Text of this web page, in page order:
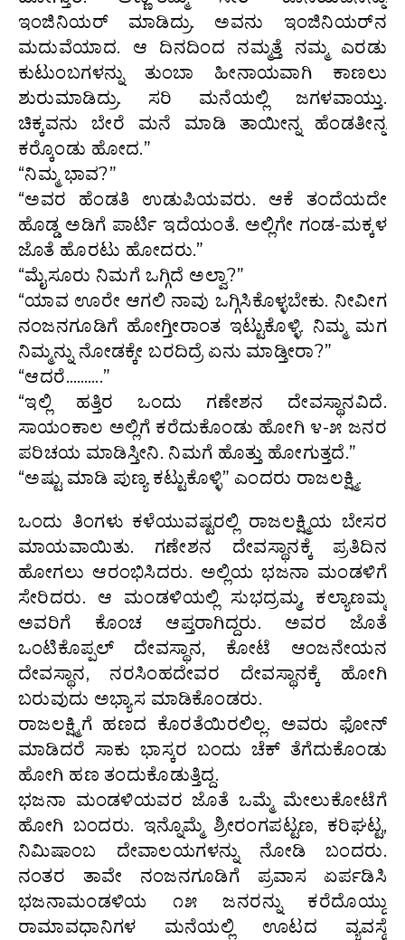
ಇಂಜಿನಿಯರ್ ಮಾಡಿದ್ರು. ಅವನು ಇಂಜಿನಿಯರ್‌ನ
ಮದುವೆಯಾದ. ಆ ದಿನದಿಂದ ನಮ್ಮತ್ತೆ ನಮ್ಮ ಎರಡು
ಕುಟುಂಬಗಳನ್ನು ತುಂಬಾ ಹೀನಾಯವಾಗಿ ಕಾಣಲು
ಶುರುಮಾಡಿದ್ರು. ಸರಿ ಮನೆಯಲ್ಲಿ ಜಗಳವಾಯ್ತು.
ಚಿಕ್ಕವನು ಬೇರೆ ಮನೆ ಮಾಡಿ ತಾಯೀನ್ನ ಹೆಂಡತೀನ್ನ
ಕರ‍್ಕೊಂಡು ಹೋದ.”
“ನಿಮ್ಮ ಭಾವ?”
“ಅವರ ಹೆಂಡತಿ ಉಡುಪಿಯವರು. ಆಕೆ ತಂದೆಯದೇ
ಹೊಡ್ಡ ಅಡಿಗೆ ಪಾರ್ಟಿ ಇದೆಯಂತೆ. ಅಲ್ಲಿಗೇ ಗಂಡ-ಮಕ್ಕಳ
ಜೊತೆ ಹೊರಟು ಹೋದರು.”
“ಮೈಸೂರು ನಿಮಗೆ ಒಗ್ಗಿದೆ ಅಲ್ವಾ?”
“ಯಾವ ಊರೇ ಆಗಲಿ ನಾವು ಒಗ್ಗಿಸಿಕೊಳ್ಳಬೇಕು. ನೀವೀಗ
ನಂಜನಗೂಡಿಗೆ ಹೋಗ್ತೀರಾಂತ ಇಟ್ಟುಕೊಳ್ಳಿ. ನಿಮ್ಮ ಮಗ
ನಿಮ್ಮನ್ನು ನೋಡಕ್ಕೇ ಬರದಿದ್ರೆ ಏನು ಮಾಡ್ತೀರಾ?”
“ಆದರೆ……….”
“ಇಲ್ಲಿ ಹತ್ತಿರ ಒಂದು ಗಣೇಶನ ದೇವಸ್ಥಾನವಿದೆ.
ಸಾಯಂಕಾಲ ಅಲ್ಲಿಗೆ ಕರೆದುಕೊಂಡು ಹೋಗಿ ೪-೫ ಜನರ
ಪರಿಚಯ ಮಾಡಿಸ್ತೀನಿ. ನಿಮಗೆ ಹೊತ್ತು ಹೋಗುತ್ತದೆ.”
“ಅಷ್ಟು ಮಾಡಿ ಪುಣ್ಯ ಕಟ್ಟುಕೊಳ್ಳಿ” ಎಂದರು ರಾಜಲಕ್ಷ್ಮಿ.
ಒಂದು ತಿಂಗಳು ಕಳೆಯುವಷ್ಟರಲ್ಲಿ ರಾಜಲಕ್ಷ್ಮಿಯ ಬೇಸರ
ಮಾಯವಾಯಿತು. ಗಣೇಶನ ದೇವಸ್ಥಾನಕ್ಕೆ ಪ್ರತಿದಿನ
ಹೋಗಲು ಆರಂಭಿಸಿದರು. ಅಲ್ಲಿಯ ಭಜನಾ ಮಂಡಳಿಗೆ
ಸೇರಿದರು. ಆ ಮಂಡಳಿಯಲ್ಲಿ ಸುಭದ್ರಮ್ಮ, ಕಲ್ಯಾಣಮ್ಮ
ಅವರಿಗೆ ಕೊಂಚ ಆಪ್ತರಾಗಿದ್ದರು. ಅವರ ಜೊತೆ
ಒಂಟಿಕೊಪ್ಪಲ್ ದೇವಸ್ಥಾನ, ಕೋಟೆ ಆಂಜನೇಯನ
ದೇವಸ್ಥಾನ, ನರಸಿಂಹದೇವರ ದೇವಸ್ಥಾನಕ್ಕೆ ಹೋಗಿ
ಬರುವುದು ಅಭ್ಯಾಸ ಮಾಡಿಕೊಂಡರು.
ರಾಜಲಕ್ಷ್ಮಿಗೆ ಹಣದ ಕೊರತೆಯಿರಲಿಲ್ಲ. ಅವರು ಫೋನ್
ಮಾಡಿದರೆ ಸಾಕು ಭಾಸ್ಕರ ಬಂದು ಚೆಕ್ ತೆಗೆದುಕೊಂಡು
ಹೋಗಿ ಹಣ ತಂದುಕೊಡುತ್ತಿದ್ದ.
ಭಜನಾ ಮಂಡಳಿಯವರ ಜೊತೆ ಒಮ್ಮೆ ಮೇಲುಕೋಟೆಗೆ
ಹೋಗಿ ಬಂದರು. ಇನ್ನೊಮ್ಮೆ ಶ್ರೀರಂಗಪಟ್ಟಣ, ಕರಿಘಟ್ಟ,
ನಿಮಿಷಾಂಬ ದೇವಾಲಯಗಳನ್ನು ನೋಡಿ ಬಂದರು.
ನಂತರ ತಾವೇ ನಂಜನಗೂಡಿಗೆ ಪ್ರವಾಸ ಏರ್ಪಡಿಸಿ
ಭಜನಾಮಂಡಳಿಯ ೧೫ ಜನರನ್ನು ಕರೆದೊಯ್ದು
ರಾಮಾವಧಾನಿಗಳ ಮನೆಯಲ್ಲಿ ಊಟದ ವ್ಯವಸ್ಥೆ